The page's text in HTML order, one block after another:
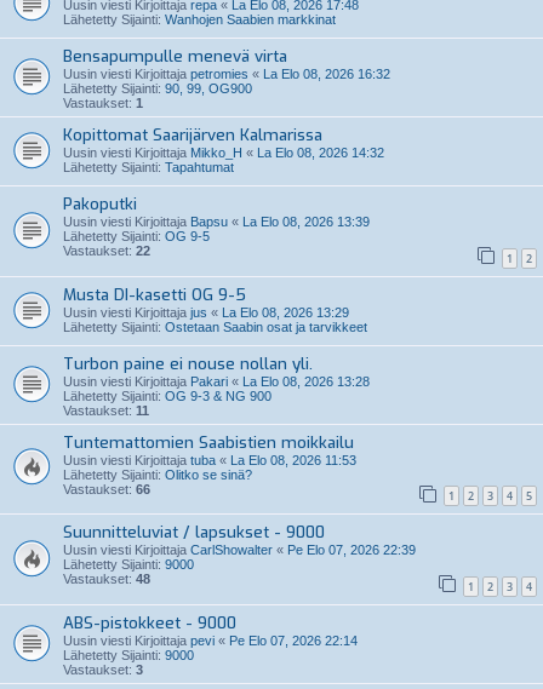
Uusin viesti Kirjoittaja repa « La Elo 08, 2026 17:48
Lähetetty Sijainti: Wanhojen Saabien markkinat
Bensapumpulle menevä virta
Uusin viesti Kirjoittaja petromies « La Elo 08, 2026 16:32
Lähetetty Sijainti: 90, 99, OG900
Vastaukset: 1
Kopittomat Saarijärven Kalmarissa
Uusin viesti Kirjoittaja Mikko_H « La Elo 08, 2026 14:32
Lähetetty Sijainti: Tapahtumat
Pakoputki
Uusin viesti Kirjoittaja Bapsu « La Elo 08, 2026 13:39
Lähetetty Sijainti: OG 9-5
Vastaukset: 22 1 2
Musta DI-kasetti OG 9-5
Uusin viesti Kirjoittaja jus « La Elo 08, 2026 13:29
Lähetetty Sijainti: Ostetaan Saabin osat ja tarvikkeet
Turbon paine ei nouse nollan yli.
Uusin viesti Kirjoittaja Pakari « La Elo 08, 2026 13:28
Lähetetty Sijainti: OG 9-3 & NG 900
Vastaukset: 11
Tuntemattomien Saabistien moikkailu
Uusin viesti Kirjoittaja tuba « La Elo 08, 2026 11:53
Lähetetty Sijainti: Olitko se sinä?
Vastaukset: 66 1 2 3 4 5
Suunnitteluviat / lapsukset - 9000
Uusin viesti Kirjoittaja CarlShowalter « Pe Elo 07, 2026 22:39
Lähetetty Sijainti: 9000
Vastaukset: 48 1 2 3 4
ABS-pistokkeet - 9000
Uusin viesti Kirjoittaja pevi « Pe Elo 07, 2026 22:14
Lähetetty Sijainti: 9000
Vastaukset: 3